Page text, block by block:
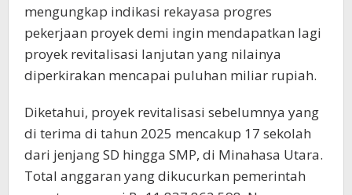
mengungkap indikasi rekayasa progres
pekerjaan proyek demi ingin mendapatkan lagi
proyek revitalisasi lanjutan yang nilainya
diperkirakan mencapai puluhan miliar rupiah.
Diketahui, proyek revitalisasi sebelumnya yang
di terima di tahun 2025 mencakup 17 sekolah
dari jenjang SD hingga SMP, di Minahasa Utara.
Total anggaran yang dikucurkan pemerintah